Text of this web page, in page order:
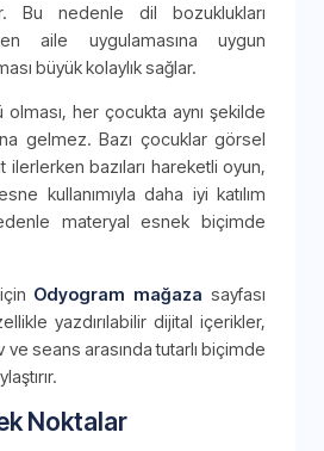
Bu nedenle dil bozuklukları
aile uygulamasına uygun
büyük kolaylık sağlar.
her çocukta aynı şekilde
gelmez. Bazı çocuklar görsel
bazıları hareketli oyun,
kullanımıyla daha iyi katılım
materyal esnek biçimde
Odyogram mağaza sayfası
yazdırılabilir dijital içerikler,
ve seans arasında tutarlı biçimde
Noktalar